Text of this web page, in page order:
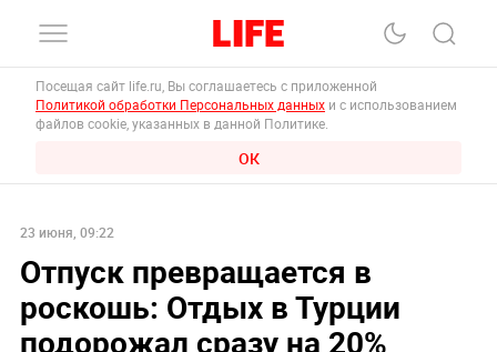
Посещая сайт life.ru, Вы соглашаетесь с приложенной
Политикой обработки Персональных данных и с использованием
файлов cookie, указанных в данной Политике.
ОК
23 июня, 09:22
Отпуск превращается в
роскошь: Отдых в Турции
подорожал сразу на 20%